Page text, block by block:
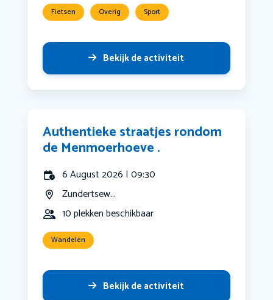
Fietsen Overig Sport
Bekijk de activiteit
Authentieke straatjes rondom
de Menmoerhoeve .
6 August 2026 | 09:30
Zundertsew...
10 plekken beschikbaar
Wandelen
Bekijk de activiteit